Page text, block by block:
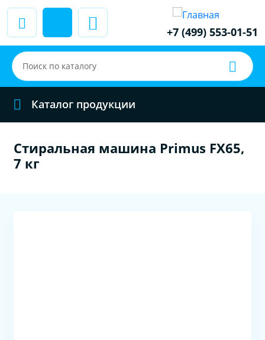
+7 (499) 553-01-51
Каталог продукции
Стиральная машина Primus FX65,
7 кг